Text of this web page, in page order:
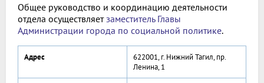
Общее руководство и координацию деятельности
отдела осуществляетзаместитель Главы
Администрации города по социальной политике.
Адрес
622001, г. Нижний Тагил, пр.
Ленина, 1